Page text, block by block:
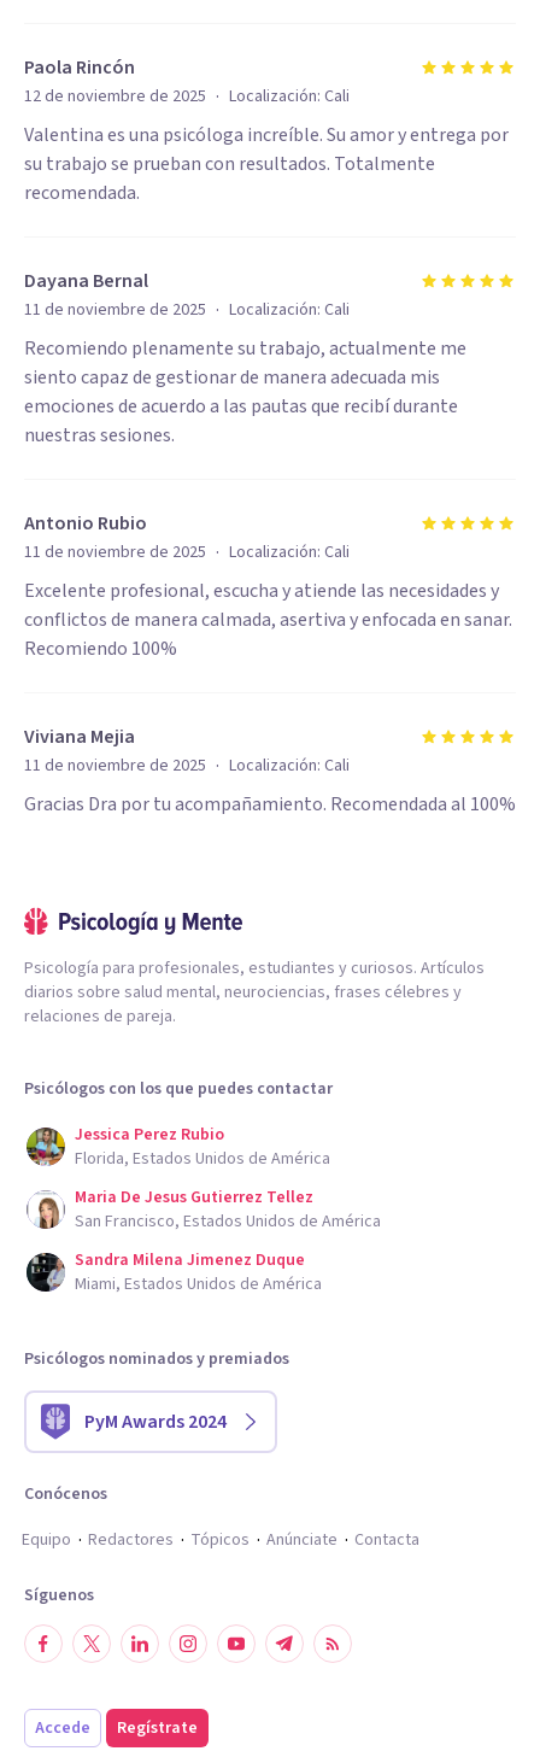
Paola Rincón
12 de noviembre de 2025 · Localización: Cali
Valentina es una psicóloga increíble. Su amor y entrega por
su trabajo se prueban con resultados. Totalmente
recomendada.
Dayana Bernal
11 de noviembre de 2025 · Localización: Cali
Recomiendo plenamente su trabajo, actualmente me
siento capaz de gestionar de manera adecuada mis
emociones de acuerdo a las pautas que recibí durante
nuestras sesiones.
Antonio Rubio
11 de noviembre de 2025 · Localización: Cali
Excelente profesional, escucha y atiende las necesidades y
conflictos de manera calmada, asertiva y enfocada en sanar.
Recomiendo 100%
Viviana Mejia
11 de noviembre de 2025 · Localización: Cali
Gracias Dra por tu acompañamiento. Recomendada al 100%
Psicología para profesionales, estudiantes y curiosos. Artículos
diarios sobre salud mental, neurociencias, frases célebres y
relaciones de pareja.
Psicólogos con los que puedes contactar
Jessica Perez Rubio
Florida, Estados Unidos de América
Maria De Jesus Gutierrez Tellez
San Francisco, Estados Unidos de América
Sandra Milena Jimenez Duque
Miami, Estados Unidos de América
Psicólogos nominados y premiados
PyM Awards 2024
Conócenos
Equipo
Redactores Tópicos Anúnciate Contacta
Síguenos
Accede Regístrate